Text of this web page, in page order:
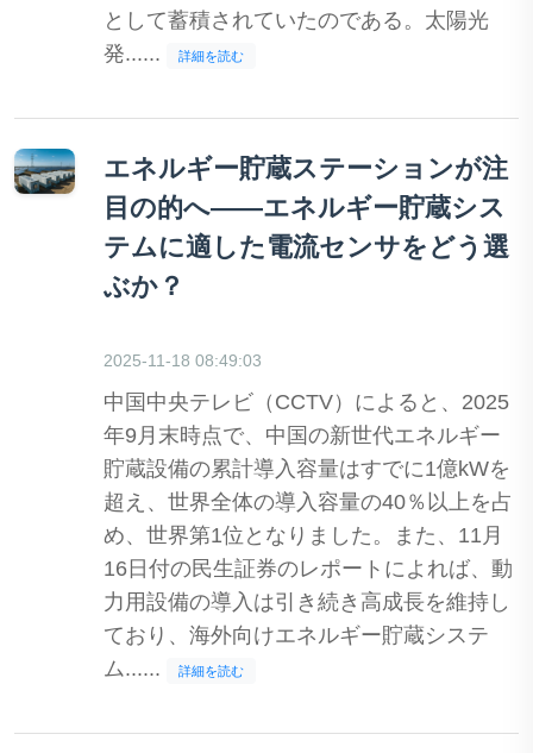
として蓄積されていたのである。太陽光
発......
詳細を読む
エネルギー貯蔵ステーションが注
目の的へ――エネルギー貯蔵シス
テムに適した電流センサをどう選
ぶか？
2025-11-18 08:49:03
中国中央テレビ（CCTV）によると、2025
年9月末時点で、中国の新世代エネルギー
貯蔵設備の累計導入容量はすでに1億kWを
超え、世界全体の導入容量の40％以上を占
め、世界第1位となりました。また、11月
16日付の民生証券のレポートによれば、動
力用設備の導入は引き続き高成長を維持し
ており、海外向けエネルギー貯蔵システ
ム......
詳細を読む